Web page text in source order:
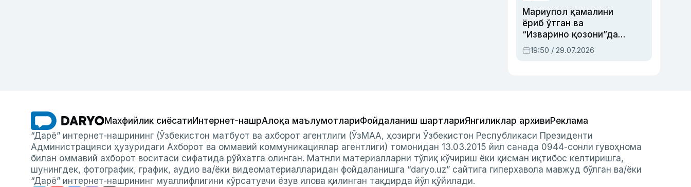
Мариупол қамалини
ёриб ўтган ва
“Изварино қозони”дан
чиққан қаҳрамон —
Украина армияси бош
19:50 / 29.07.2026
Махфийлик сиёсатиИнтернет-нашрАлоқа маълумотлариФойдаланиш шартлариЯнгиликлар архивиРеклама
“Дарё” интернет-нашрининг (Ўзбекистон матбуот ва ахборот агентлиги (ЎзМАА, ҳозирги Ўзбекистон Республикаси Президенти
Администрацияси ҳузуридаги Ахборот ва оммавий коммуникациялар агентлиги) томонидан 13.03.2015 йил санада 0944-сонли гувоҳнома
билан оммавий ахборот воситаси сифатида рўйхатга олинган. Матнли материалларни тўлиқ кўчириш ёки қисман иқтибос келтиришга,
шунингдек, фотографик, график, аудио ва/ёки видеоматериалларидан фойдаланишга “daryo.uz” сайтига гиперхавола мавжуд бўлган ва/ёки
“Дарё” интернет-нашрининг муаллифлигини кўрсатувчи ёзув илова қилинган тақдирда йўл қўйилади.